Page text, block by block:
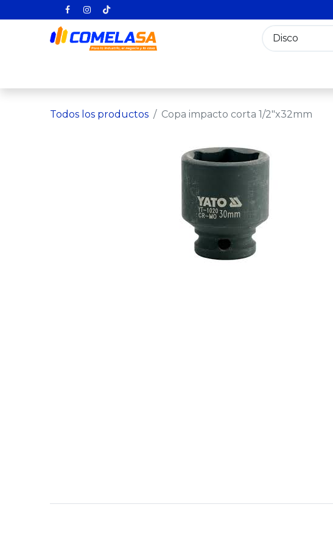
Todos los productos Copa impacto corta 1/2"x32mm